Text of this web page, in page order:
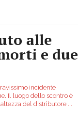
alle
e due
incidente
Il luogo dello scontro è
del distributore